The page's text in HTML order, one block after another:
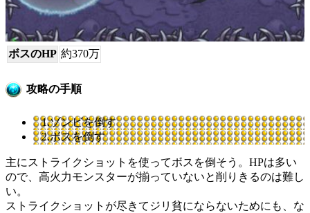
ボスのHP 約370万
攻略の手順
1.ゾンビを倒す
2.ボスを倒す
主にストライクショットを使ってボスを倒そう。HPは多い
ので、高火力モンスターが揃っていないと削りきるのは難し
い。
ストライクショットが尽きてジリ貧にならないためにも、な